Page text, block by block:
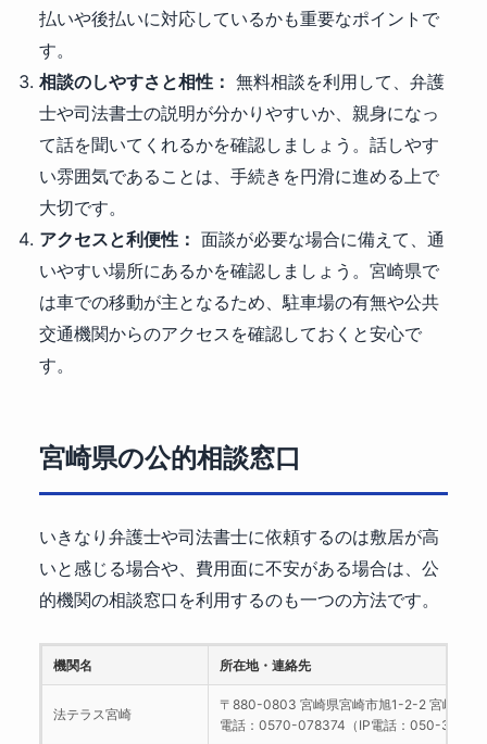
払いや後払いに対応しているかも重要なポイントで
す。
相談のしやすさと相性： 無料相談を利用して、弁護
士や司法書士の説明が分かりやすいか、親身になっ
て話を聞いてくれるかを確認しましょう。話しやす
い雰囲気であることは、手続きを円滑に進める上で
大切です。
アクセスと利便性： 面談が必要な場合に備えて、通
いやすい場所にあるかを確認しましょう。宮崎県で
は車での移動が主となるため、駐車場の有無や公共
交通機関からのアクセスを確認しておくと安心で
す。
宮崎県の公的相談窓口
いきなり弁護士や司法書士に依頼するのは敷居が高
いと感じる場合や、費用面に不安がある場合は、公
的機関の相談窓口を利用するのも一つの方法です。
機関名 所在地・連絡先
法テラス宮崎
〒880-0803 宮崎県宮崎市旭1-2-2 宮崎県企
電話：0570-078374（IP電話：050-3383-